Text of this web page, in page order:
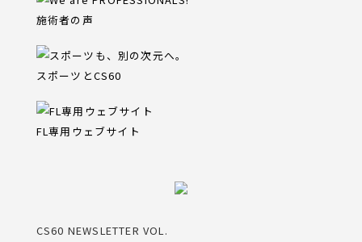
施術者の声
スポーツとCS60
FL専用ウェブサイト
CS60 NEWSLETTER VOL.